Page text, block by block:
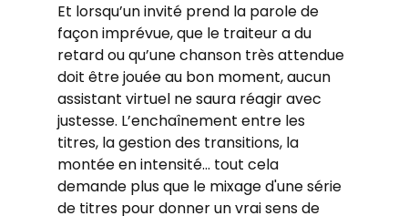
Et lorsqu’un invité prend la parole de
façon imprévue, que le traiteur a du
retard ou qu’une chanson très attendue
doit être jouée au bon moment, aucun
assistant virtuel ne saura réagir avec
justesse. L’enchaînement entre les
titres, la gestion des transitions, la
montée en intensité... tout cela
demande plus que le mixage d'une série
de titres pour donner un vrai sens de